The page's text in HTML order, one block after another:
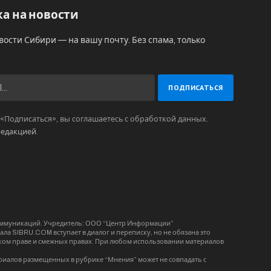
на новости
Сибири — на вашу почту. Без спама, только
вы соглашаетесь с обработкой данных.
.
Учредитель: ООО “Центр Информации”
SIBRU.COM вступает в диалог и переписку, но не обязана это
праве и смежных правах. При любом использовании материалов
размещенных в рубрике “Мнения” может не совпадать с